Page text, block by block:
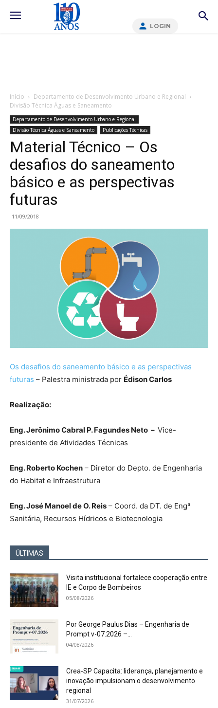
LOGIN
Início
Departamento de Desenvolvimento Urbano e Regional
Divisão Técnica Águas e Saneamento
Departamento de Desenvolvimento Urbano e Regional
Divisão Técnica Águas e Saneamento
Publicações Técnicas
Material Técnico – Os
desafios do saneamento
básico e as perspectivas
futuras
11/09/2018
Os desafios do saneamento básico e as perspectivas
futuras – Palestra ministrada por Édison Carlos
Realização:
Eng. Jerônimo Cabral P. Fagundes Neto – Vice-
presidente de Atividades Técnicas
Eng. Roberto Kochen – Diretor do Depto. de Engenharia
do Habitat e Infraestrutura
Eng. José Manoel de O. Reis – Coord. da DT. de Engª
Sanitária, Recursos Hídricos e Biotecnologia
ÚLTIMAS
Visita institucional fortalece cooperação entre
IE e Corpo de Bombeiros
05/08/2026
Por George Paulus Dias – Engenharia de
Prompt v-07.2026 –...
04/08/2026
Crea-SP Capacita: liderança, planejamento e
inovação impulsionam o desenvolvimento
regional
31/07/2026